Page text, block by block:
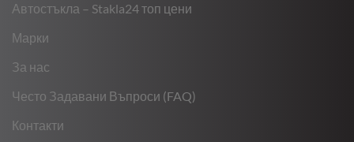
Автостъкла – Stakla24 топ цени
Марки
За нас
Често Задавани Въпроси (FAQ)
Контакти